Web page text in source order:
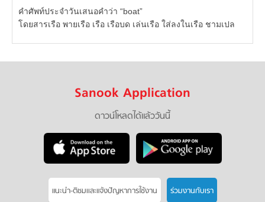
คำศัพท์ประจำวันเสนอคำว่า “boat”
โดยสารเรือ พายเรือ เรือ เรือบด เล่นเรือ ใส่ลงในเรือ ชามเปล
Sanook Application
ดาวน์โหลดได้แล้ววันนี้
แนะนำ-ติชมเเละแจ้งปัญหาการใช้งาน ร่วมงานกับเรา